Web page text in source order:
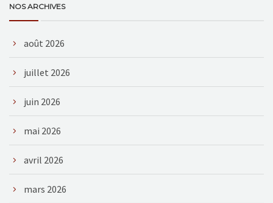
NOS ARCHIVES
août 2026
juillet 2026
juin 2026
mai 2026
avril 2026
mars 2026